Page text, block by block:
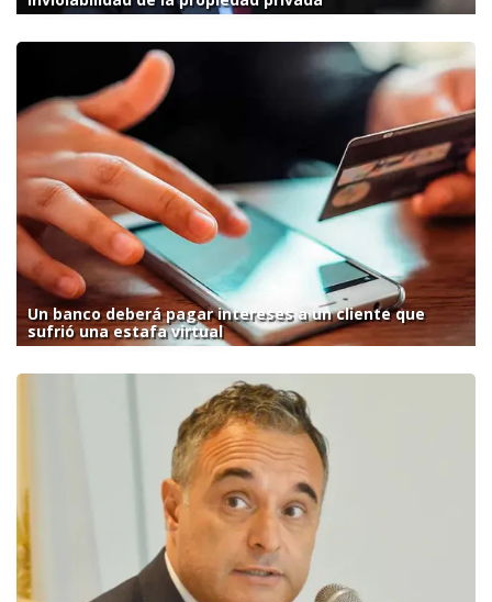
Un banco deberá pagar intereses a un cliente que
sufrió una estafa virtual